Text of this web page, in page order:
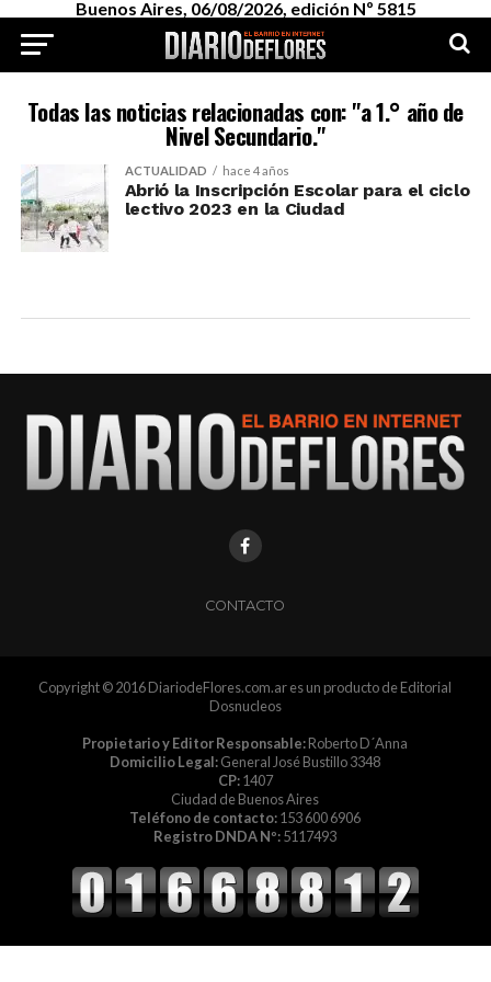
Buenos Aires, 06/08/2026, edición Nº 5815
Todas las noticias relacionadas con: "a 1.° año de
Nivel Secundario."
ACTUALIDAD hace 4 años
Abrió la Inscripción Escolar para el ciclo
lectivo 2023 en la Ciudad
CONTACTO
Copyright © 2016 DiariodeFlores.com.ar es un producto de Editorial
Dosnucleos
Propietario y Editor Responsable:Roberto D´Anna
Domicilio Legal:General José Bustillo 3348
CP:1407
Ciudad de Buenos Aires
Teléfono de contacto:153 600 6906
Registro DNDA Nº:5117493